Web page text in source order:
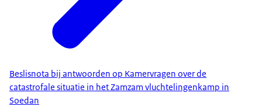
Beslisnota bij antwoorden op Kamervragen over de
catastrofale situatie in het Zamzam vluchtelingenkamp in
Soedan